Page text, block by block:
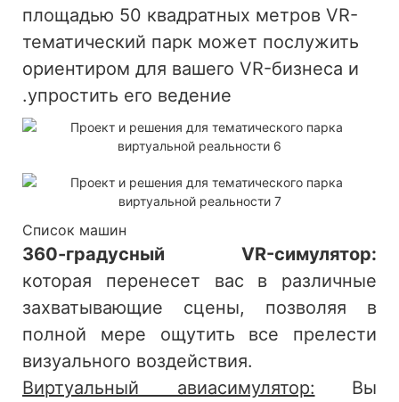
площадью 50 квадратных метров VR-
тематический парк может послужить
ориентиром для вашего VR-бизнеса и
упростить его ведение.
Список машин
360-градусный VR-симулятор:
которая перенесет вас в различные
захватывающие сцены, позволяя в
полной мере ощутить все прелести
визуального воздействия.
Виртуальный авиасимулятор:
Вы